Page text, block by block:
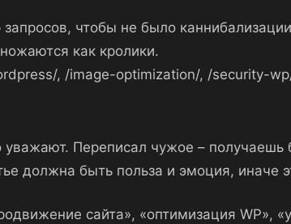
чтобы не было
как кролики.
, /image-optimization/, /security-
уважают. Переписал чужое –
должна быть польза и эмоция, иначе
сайта», «оптимизация WP»,